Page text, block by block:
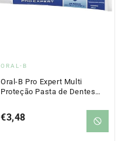
Proveedor:
ORAL-B
Oral-B Pro Expert Multi
Proteção Pasta de Dentes
Precio
€3,48